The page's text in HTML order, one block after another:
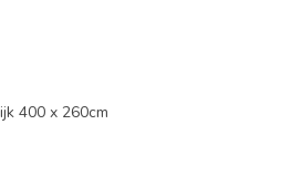
400 x 260cm